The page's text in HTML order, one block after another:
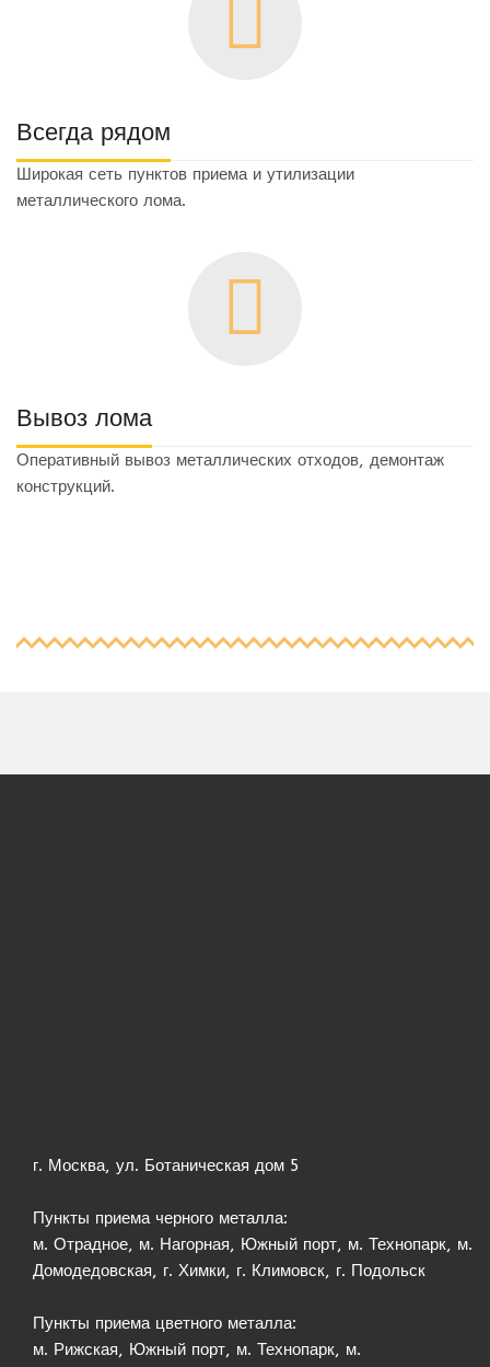
Всегда рядом
Широкая сеть пунктов приема и утилизации
металлического лома.
Вывоз лома
Оперативный вывоз металлических отходов, демонтаж
конструкций.
г. Москва, ул. Ботаническая дом 5
Пункты приема черного металла:
м. Отрадное, м. Нагорная, Южный порт, м. Технопарк, м.
Домодедовская, г. Химки, г. Климовск, г. Подольск
Пункты приема цветного металла:
м. Рижская, Южный порт, м. Технопарк, м.